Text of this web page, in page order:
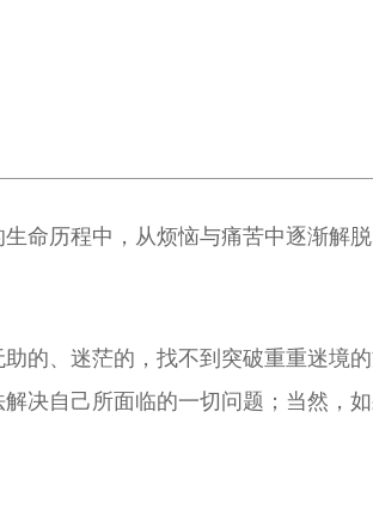
命历程中，从烦恼与痛苦中逐渐解
的、迷茫的，找不到突破重重迷境
决自己所面临的一切问题；当然，